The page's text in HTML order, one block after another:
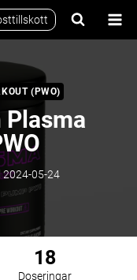
(PWO)
2024-05-24
18
Doseringar